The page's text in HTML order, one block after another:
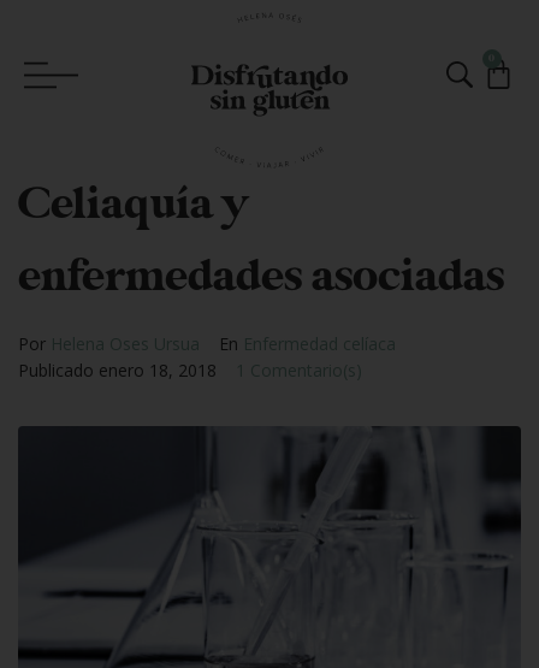
Celiaquía y
enfermedades asociadas
Por Helena Oses Ursua En Enfermedad celíaca
Publicado enero 18, 2018 1 Comentario(s)